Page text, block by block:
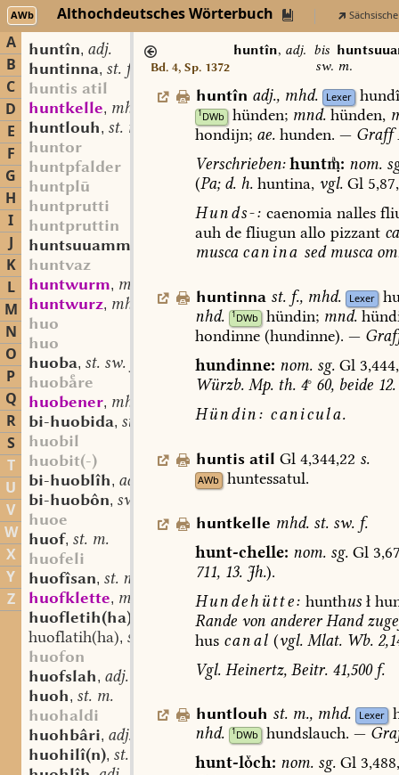
AWb Althochdeutsches Wörterbuch
A
B
C
D
E
F
G
H
I
J
K
L
M
N
O
P
Q
R
S
T
U
V
W
X
Y
Z
huntîn, adj.
huntinna, st. f.
huntis atil
huntkelle, mhd. st. sw. f.
huntlouh, st. m.
huntor
huntpfalder
huntplū
huntprutti
huntpruttin
huntsuuammo
huntvaz
huntwurm, mhd. st. m.
huntwurz, mhd. st. f.
huo
huo
huoba, st. sw. f.
huobre
huobener, mhd. st. (?) m.
bi-huobida, st. f.
huobil
huobit(-)
bi-huoblîh, adj.
bi-huobôn, sw. v.
huoe
huof, st. m.
huofeli
huofîsan, st. n.
huofklette, mhd. sw. f.
huofletih(ha)
huoflatih(ha), st. sw. f.
huofon
huofslah, adj.
huoh, st. m.
huohaldi
huohbâri, adj.
huohilî(n), st. n.
Bd. 4, Sp. 1372
huntîn, adj. bis
sw. m.
huntîn adj., mhd. Lexer
1DWb hünden; mnd.hünden,
hondijn; ae.hunden. — Graff
Verschrieben: hunt: nom.
(Pa;d.h. huntina, vgl.Gl
Hunds-: caenomia nalles
auhde fliugunallo pizzant
musca canina sedmusca
huntinna st. f., mhd. Lexer
nhd.
1DWb hündin; mnd.
hondinne(hundinne). —
hundinne: nom.sg.Gl
Würzb. Mp.th.4° 60,beide12.
Hündin: canicula.
huntis atil Gl 4,344,22 s.
AWb huntessatul.
huntkelle mhd. st. sw. f.
hunt-chelle: nom.sg.Gl
711,13.Jh.).
Hundehütte: hunthus ł
Randevon andererHand
hus canal (vgl. Mlat. Wb.
Vgl.Heinertz,Beitr.41,500f.
huntlouh st. m., mhd. Lexer
nhd.
1DWb hundslauch. —
hunt-lch: nom.sg.Gl